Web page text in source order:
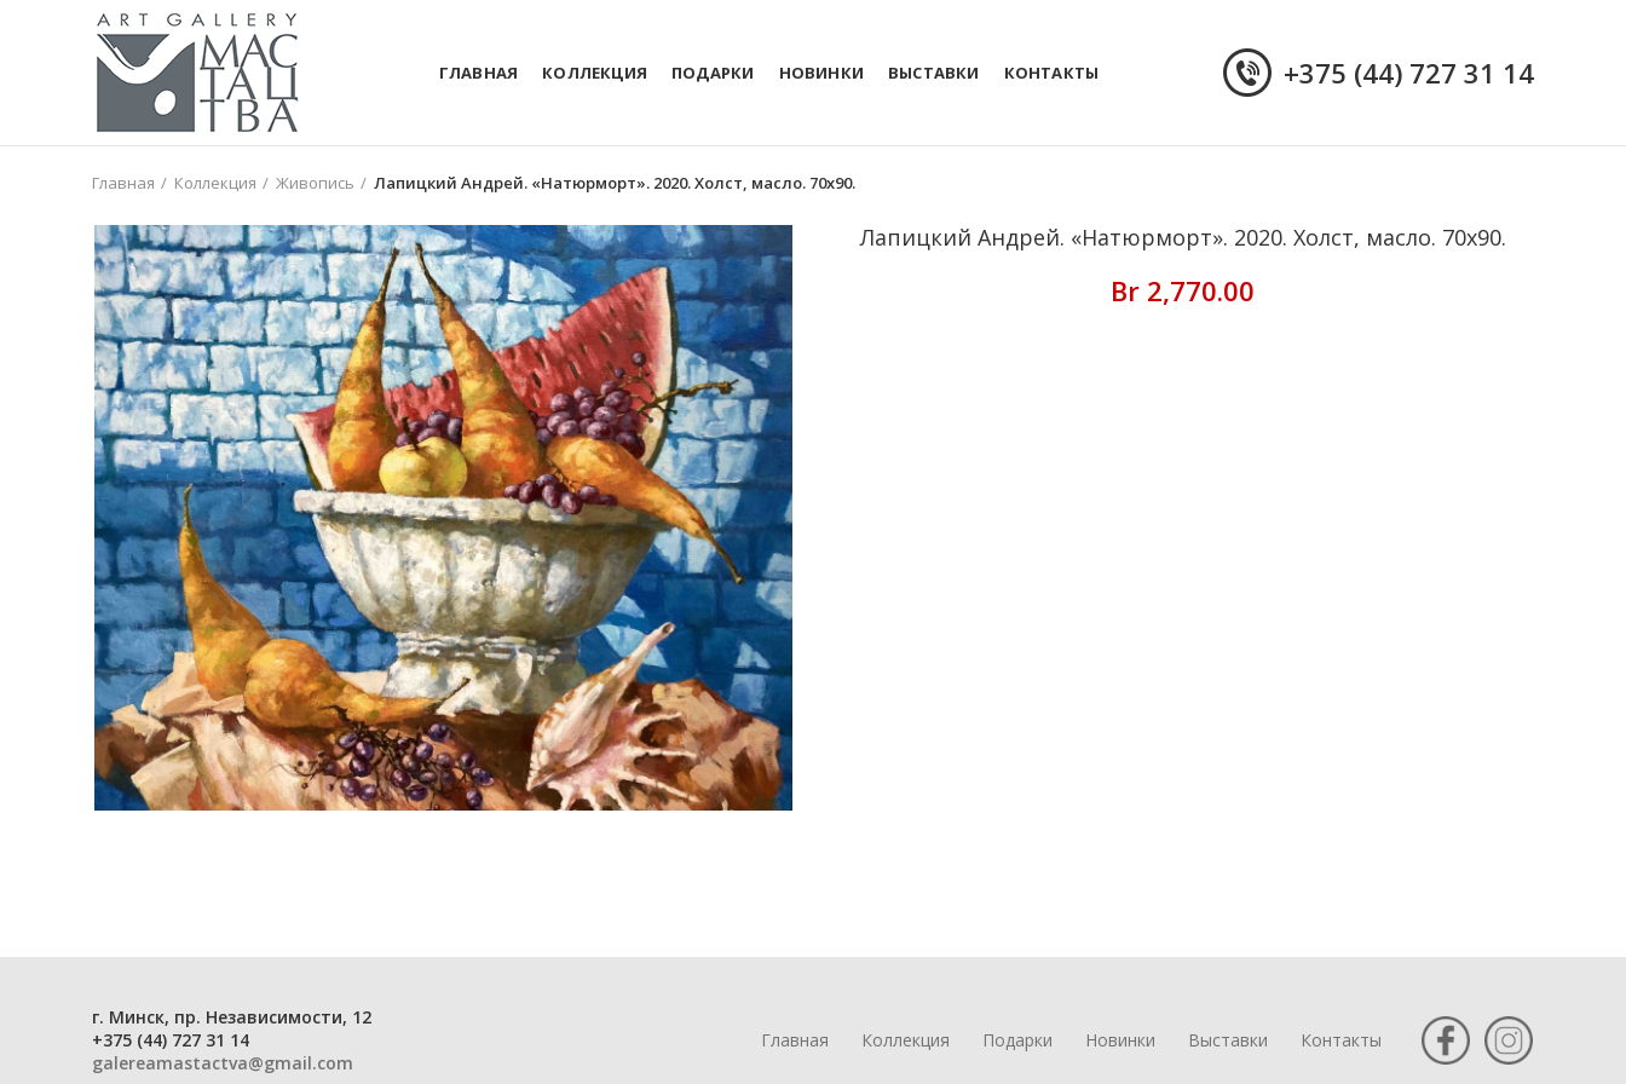
ГЛАВНАЯ КОЛЛЕКЦИЯ ПОДАРКИ НОВИНКИ ВЫСТАВКИ КОНТАКТЫ +375 (44) 727 31 14
Главная Коллекция Живопись Лапицкий Андрей. «Натюрморт». 2020. Холст, масло. 70х90.
Лапицкий Андрей. «Натюрморт». 2020. Холст, масло. 70х90.
Br 2,770.00
г. Минск, пр. Независимости, 12
+375 (44) 727 31 14
galereamastactva@gmail.com
Главная Коллекция Подарки Новинки Выставки Контакты